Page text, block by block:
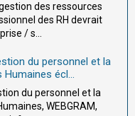
des ressources
des RH devrait
/ s...
du personnel et la
écl...
du personnel et la
WEBGRAM,